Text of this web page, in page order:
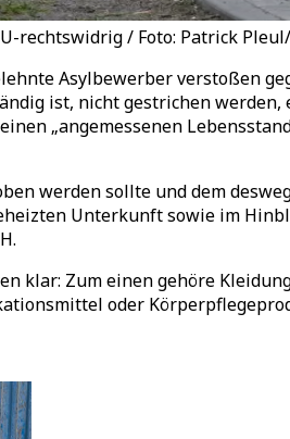
rechtswidrig / Foto: Patrick
Asylbewerber verstoßen
ist, nicht gestrichen
„angemessenen
werden sollte und dem
Unterkunft sowie im
klar: Zum einen gehöre
oder